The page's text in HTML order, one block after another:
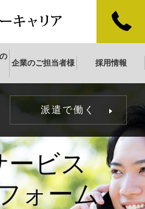
企業のご担当者様 採用情報
派遣で働く
ービス
ォーム